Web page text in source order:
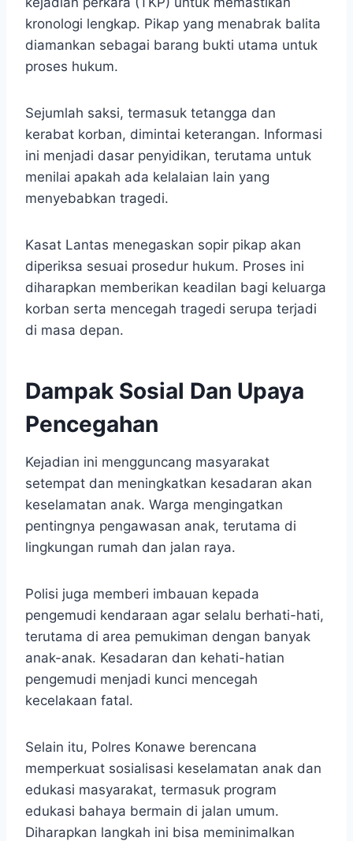
kronologi lengkap. Pikap yang menabrak balita
diamankan sebagai barang bukti utama untuk
proses hukum.
Sejumlah saksi, termasuk tetangga dan
kerabat korban, dimintai keterangan. Informasi
ini menjadi dasar penyidikan, terutama untuk
menilai apakah ada kelalaian lain yang
menyebabkan tragedi.
Kasat Lantas menegaskan sopir pikap akan
diperiksa sesuai prosedur hukum. Proses ini
diharapkan memberikan keadilan bagi keluarga
korban serta mencegah tragedi serupa terjadi
di masa depan.
Dampak Sosial Dan Upaya
Pencegahan
Kejadian ini mengguncang masyarakat
setempat dan meningkatkan kesadaran akan
keselamatan anak. Warga mengingatkan
pentingnya pengawasan anak, terutama di
lingkungan rumah dan jalan raya.
Polisi juga memberi imbauan kepada
pengemudi kendaraan agar selalu berhati-hati,
terutama di area pemukiman dengan banyak
anak-anak. Kesadaran dan kehati-hatian
pengemudi menjadi kunci mencegah
kecelakaan fatal.
Selain itu, Polres Konawe berencana
memperkuat sosialisasi keselamatan anak dan
edukasi masyarakat, termasuk program
edukasi bahaya bermain di jalan umum.
Diharapkan langkah ini bisa meminimalkan